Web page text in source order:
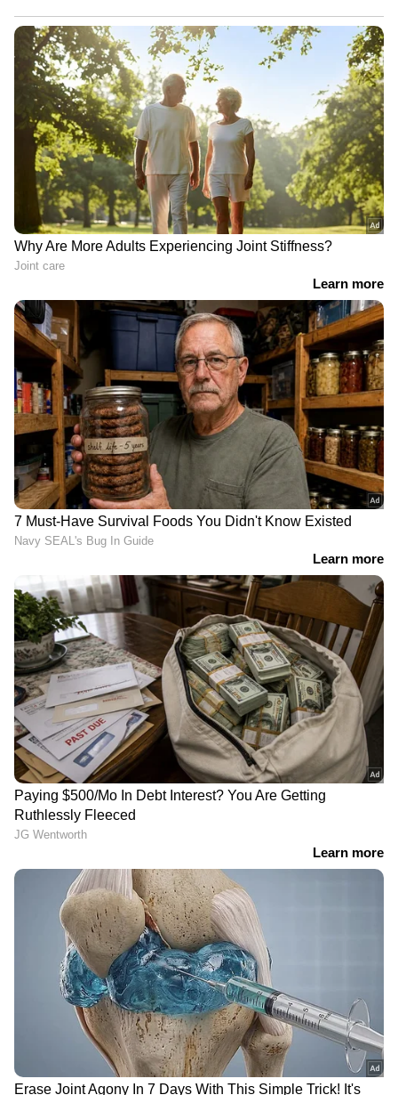
' ചായ, കാപ്പി എന്നിവ ഒഴിവാക്കിയിരുന്നു. പിന്നെ
സോഡ, കോള പോലുള്ളവ കുടിക്കില്ലായിരുന്നു.
ഡയറ്റ് നോക്കിയിരുന്നപ്പോൾ ചോറിന്റെ അളവ്
കുറച്ചിരുന്നു. രാത്രി ഭക്ഷണം നേരത്തെ
കഴിക്കുമായിരുന്നു...' - വിദ്യ പറയുന്നു.
' തുടക്കത്തിൽ ഭക്ഷണം നിയന്ത്രിക്കുന്നത് ഏറെ
പ്രയാസമുള്ള കാര്യമായിരുന്നു. മധുര
പലഹാരങ്ങൾ ഏറെ ഇഷ്ടമുള്ള ആളാണ്.
കുറച്ച് കുറച്ചായാണ് ഭക്ഷണം നിയന്ത്രിക്കാൻ
തുടങ്ങിയത്. ചോറ്, എണ്ണ പലഹാരങ്ങൾ, മെെദ,
ബേക്കറി, ചായ, കാപ്പി എന്നിവ
ഒഴിവാക്കിയപ്പോൾ തന്നെ ഭാരം കുറയാൻ
തുടങ്ങി. ദിവസവും മൂന്ന് ലിറ്റർ വെള്ളം
കുടിക്കുമായിരുന്നു. ദിവസവും രാത്രി സാലഡ്
കഴിച്ചിരുന്നു...' -വിദ്യ പറഞ്ഞു.
ദിവസവും രാവിലെ വെറും വയറ്റിൽ വെള്ളം
കുടിക്കുമായിരുന്നു. ബ്രേക്ക്ഫാസ്റ്റിന് രണ്ട്
ദോശയോ അല്ലെങ്കിൽ രണ്ട് ഇഡ്ഢ്ലിയോ ആണ്
കഴിച്ചിരുന്നുത്. ഉച്ചയ്ക്ക് ചോറിന്റെ അളവ്
കുറച്ചും പച്ചക്കറികൾ കൂടുതലുമാണ്
കഴിച്ചിരുന്നത്. രാത്രിയിൽ കിടക്കുന്നതിന് മൂന്ന്
മണിക്കൂർ മുമ്പ് തന്നെ ഭക്ഷണം
കഴിക്കുമായിരുന്നുവെന്ന് വിദ്യ പറയുന്നു.